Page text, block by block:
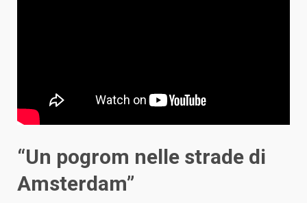
“Un pogrom nelle strade di
Amsterdam”